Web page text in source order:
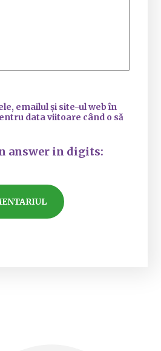
emailul și site-ul web în
data viitoare când o să
answer in digits: